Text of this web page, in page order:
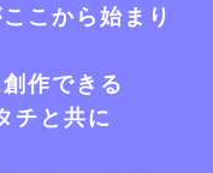
こから始まり
作できる
チと共に